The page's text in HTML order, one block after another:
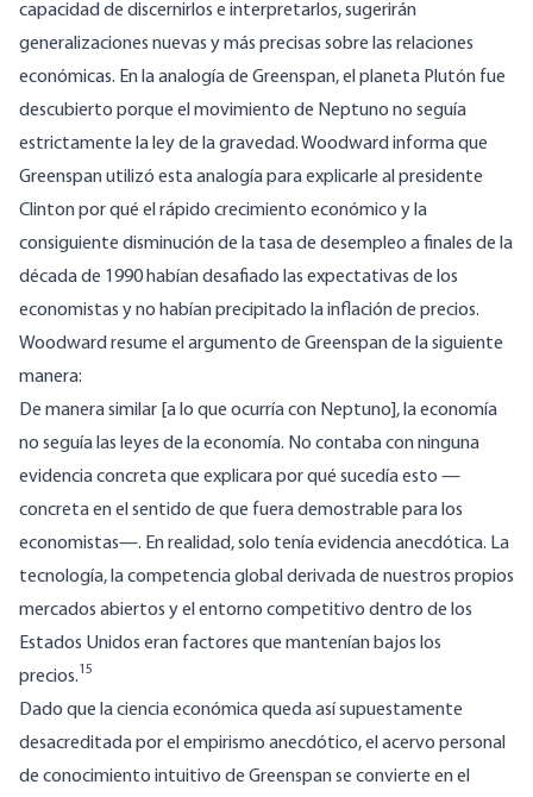
capacidad de discernirlos e interpretarlos, sugerirán
generalizaciones nuevas y más precisas sobre las relaciones
económicas. En la analogía de Greenspan, el planeta Plutón fue
descubierto porque el movimiento de Neptuno no seguía
estrictamente la ley de la gravedad. Woodward informa que
Greenspan utilizó esta analogía para explicarle al presidente
Clinton por qué el rápido crecimiento económico y la
consiguiente disminución de la tasa de desempleo a finales de la
década de 1990 habían desafiado las expectativas de los
economistas y no habían precipitado la inflación de precios.
Woodward resume el argumento de Greenspan de la siguiente
manera:
De manera similar [a lo que ocurría con Neptuno], la economía
no seguía las leyes de la economía. No contaba con ninguna
evidencia concreta que explicara por qué sucedía esto —
concreta en el sentido de que fuera demostrable para los
economistas—. En realidad, solo tenía evidencia anecdótica. La
tecnología, la competencia global derivada de nuestros propios
mercados abiertos y el entorno competitivo dentro de los
Estados Unidos eran factores que mantenían bajos los
precios.15
Dado que la ciencia económica queda así supuestamente
desacreditada por el empirismo anecdótico, el acervo personal
de conocimiento intuitivo de Greenspan se convierte en el